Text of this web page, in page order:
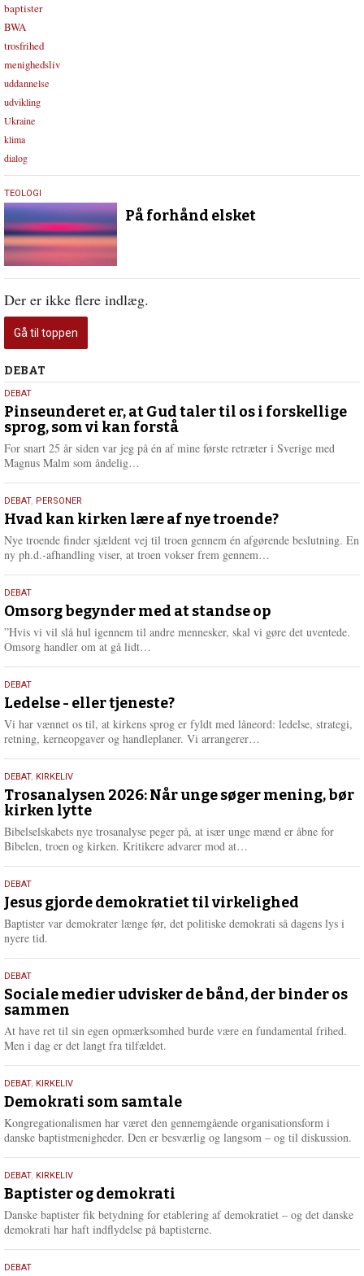
baptister
BWA
trosfrihed
menighedsliv
uddannelse
udvikling
Ukraine
klima
dialog
24.
april
2020
TEOLOGI
På forhånd elsket
Der er ikke flere indlæg.
Gå til toppen
Debat
DEBAT
5.
august
2026
DEBAT
Pinseunderet er, at Gud taler til os i forskellige
sprog, som vi kan forstå
For snart 25 år siden var jeg på én af mine første retræter i Sverige med
Magnus Malm som åndelig…
e
r
e
25.
juli
2026
DEBAT, PERSONER
Hvad kan kirken lære af nye troende?
Nye troende finder sjældent vej til troen gennem én afgørende beslutning. En
ny ph.d.-afhandling viser, at troen vokser frem gennem…
e
r
e
9.
juli
2026
DEBAT
Omsorg begynder med at standse op
”Hvis vi vil slå hul igennem til andre mennesker, skal vi gøre det uventede.
Omsorg handler om at gå lidt…
e
r
e
10.
juni
2026
DEBAT
Ledelse - eller tjeneste?
Vi har vænnet os til, at kirkens sprog er fyldt med låneord: ledelse, strategi,
retning, kerneopgaver og handleplaner. Vi arrangerer…
e
2.
juni
2026
DEBAT, KIRKELIV
Trosanalysen 2026: Når unge søger mening, bør
kirken lytte
Bibelselskabets nye trosanalyse peger på, at især unge mænd er åbne for
Bibelen, troen og kirken. Kritikere advarer mod at…
e
r
18.
maj
2026
DEBAT
Jesus gjorde demokratiet til virkelighed
Baptister var demokrater længe før, det politiske demokrati så dagens lys i
nyere tid.
18.
maj
2026
DEBAT
Sociale medier udvisker de bånd, der binder os
sammen
At have ret til sin egen opmærksomhed burde være en fundamental frihed.
Men i dag er det langt fra tilfældet.
18.
maj
2026
DEBAT, KIRKELIV
Demokrati som samtale
Kongregationalismen har været den gennemgående organisationsform i
danske baptistmenigheder. Den er besværlig og langsom – og til diskussion.
18.
maj
2026
DEBAT, KIRKELIV
Baptister og demokrati
Danske baptister fik betydning for etablering af demokratiet – og det danske
demokrati har haft indflydelse på baptisterne.
18.
DEBAT